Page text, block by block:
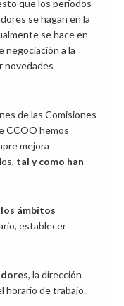
que los períodos
se hagan en la
se hace en
negociación a la
novedades
de las Comisiones
CCOO hemos
mejora
tal y como han
ámbitos
establecer
, la dirección
horario de trabajo.